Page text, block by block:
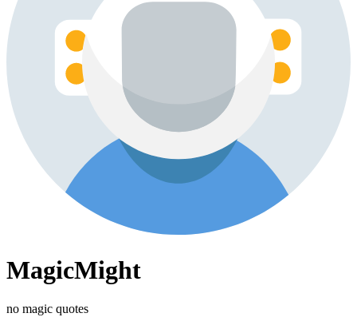
MagicMight
no magic quotes